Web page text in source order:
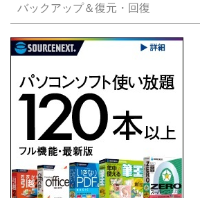
バックアップ＆復元・回復